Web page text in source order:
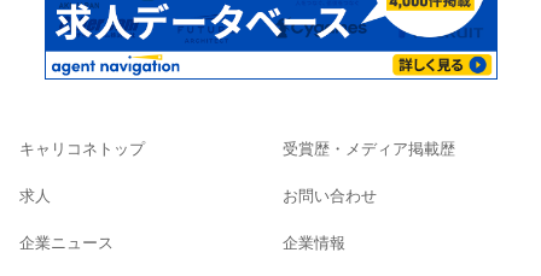
キャリコネトップ
求人
企業ニュース
受賞歴・メディア掲載歴
お問い合わせ
企業情報